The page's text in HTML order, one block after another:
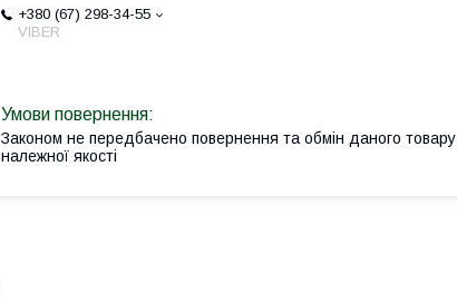
+380 (67) 298-34-55
VIBER
Законом не передбачено повернення та обмін даного товару
належної якості